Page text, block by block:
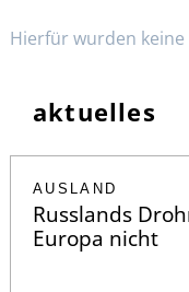
Hierfür wurden
aktuelles
AUSLAND
Russlands
Europa nicht